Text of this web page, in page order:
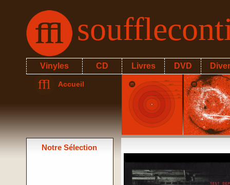
Vinyles CD Livres DVD
Accueil
Notre Sélection